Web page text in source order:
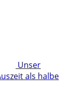
Unser
als halbe